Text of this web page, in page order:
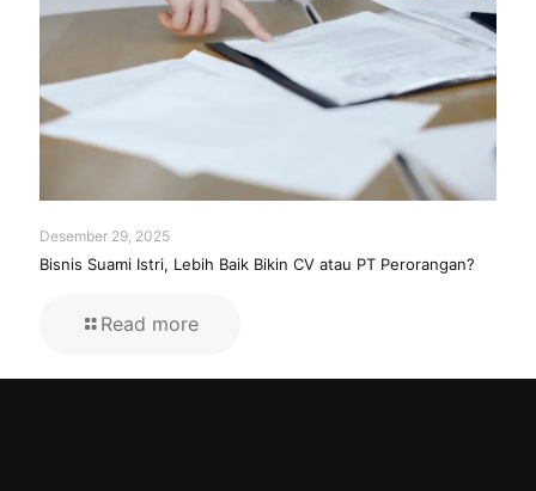
Desember 29, 2025
Bisnis Suami Istri, Lebih Baik Bikin CV atau PT Perorangan?
Read more